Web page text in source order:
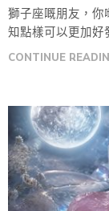
獅子座嘅朋友，你
知點樣可以更加
CONTINUE